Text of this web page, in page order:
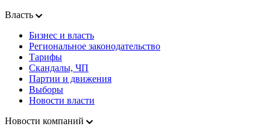
Власть
Бизнес и власть
Региональное законодательство
Тарифы
Скандалы, ЧП
Партии и движения
Выборы
Новости власти
Новости компаний